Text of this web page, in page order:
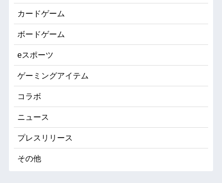
カードゲーム
ボードゲーム
eスポーツ
ゲーミングアイテム
コラボ
ニュース
プレスリリース
その他